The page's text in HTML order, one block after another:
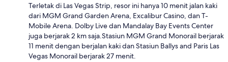
Terletak di Las Vegas Strip, resor ini hanya 10 menit jalan kaki
dari MGM Grand Garden Arena, Excalibur Casino, dan T-
Mobile Arena. Dolby Live dan Mandalay Bay Events Center
juga berjarak 2 km saja.Stasiun MGM Grand Monorail berjarak
11 menit dengan berjalan kaki dan Stasiun Ballys and Paris Las
Vegas Monorail berjarak 27 menit.